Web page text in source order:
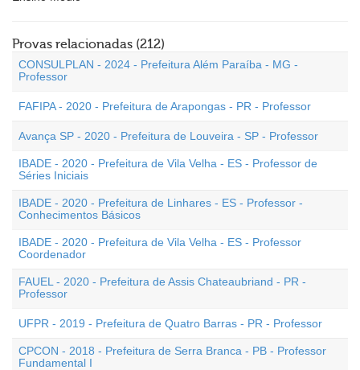
Provas relacionadas (212)
CONSULPLAN - 2024 - Prefeitura Além Paraíba - MG -
Professor
FAFIPA - 2020 - Prefeitura de Arapongas - PR - Professor
Avança SP - 2020 - Prefeitura de Louveira - SP - Professor
IBADE - 2020 - Prefeitura de Vila Velha - ES - Professor de
Séries Iniciais
IBADE - 2020 - Prefeitura de Linhares - ES - Professor -
Conhecimentos Básicos
IBADE - 2020 - Prefeitura de Vila Velha - ES - Professor
Coordenador
FAUEL - 2020 - Prefeitura de Assis Chateaubriand - PR -
Professor
UFPR - 2019 - Prefeitura de Quatro Barras - PR - Professor
CPCON - 2018 - Prefeitura de Serra Branca - PB - Professor
Fundamental I